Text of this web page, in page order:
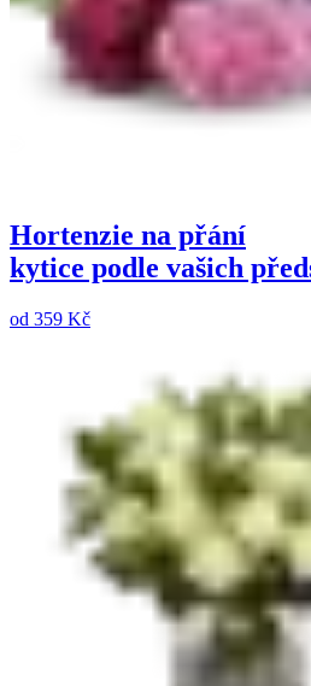
Hortenzie na přání
kytice podle vašich
od 359 Kč